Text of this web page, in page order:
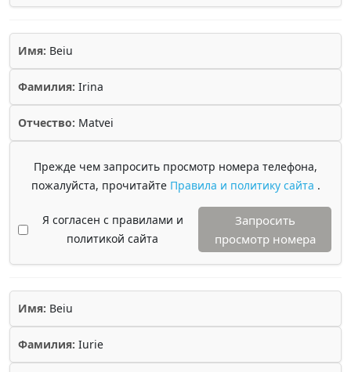
Имя: Beiu
Фамилия: Irina
Отчество: Matvei
Прежде чем запросить просмотр номера телефона,
пожалуйста, прочитайте Правила и политику сайта .
Я согласен с правилами и
политикой сайта
Запросить
просмотр номера
Имя: Beiu
Фамилия: Iurie